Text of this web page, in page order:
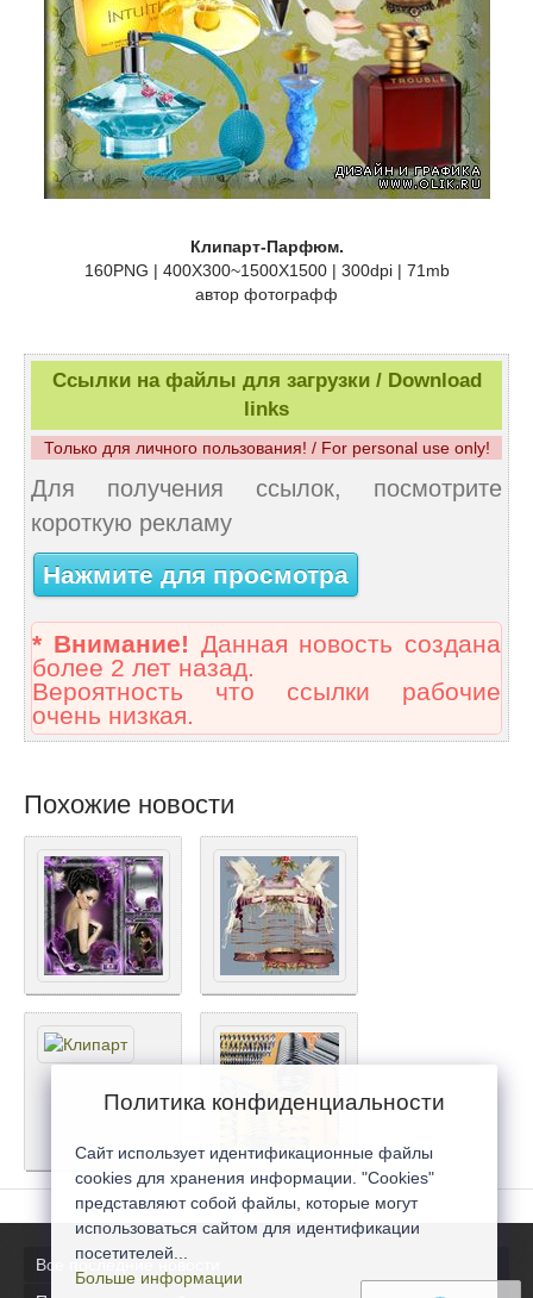
Клипарт-Парфюм.
160PNG | 400X300~1500X1500 | 300dpi | 71mb
автор фотографф
Ссылки на файлы для загрузки / Download
links
Только для личного пользования! / For personal use only!
Для получения ссылок, посмотрите
короткую рекламу
Нажмите для просмотра
* Внимание! Данная новость создана
более 2 лет назад.
Вероятность что ссылки рабочие
очень низкая.
Похожие новости
Все последние новости
Политика конфиденциальности
Сайт использует идентификационные файлы
cookies для хранения информации. "Cookies"
представляют собой файлы, которые могут
использоваться сайтом для идентификации
посетителей...
Больше информации